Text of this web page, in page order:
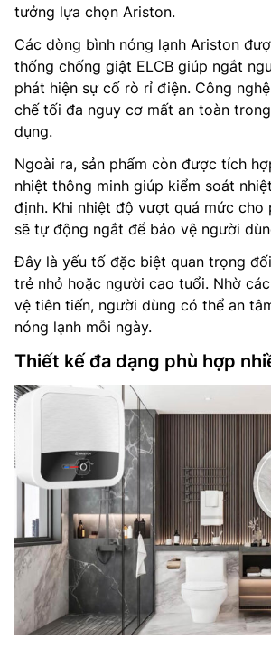
tưởng lựa chọn Ariston.
Các dòng bình nóng lạnh Ariston
thống chống giật ELCB giúp ngắt
phát hiện sự cố rò rỉ điện. Công
chế tối đa nguy cơ mất an toàn
dụng.
Ngoài ra, sản phẩm còn được tích
nhiệt thông minh giúp kiểm soát
định. Khi nhiệt độ vượt quá mức cho
sẽ tự động ngắt để bảo vệ người
Đây là yếu tố đặc biệt quan trọng
trẻ nhỏ hoặc người cao tuổi. Nhờ
vệ tiên tiến, người dùng có thể an
nóng lạnh mỗi ngày.
Thiết kế đa dạng phù hợp